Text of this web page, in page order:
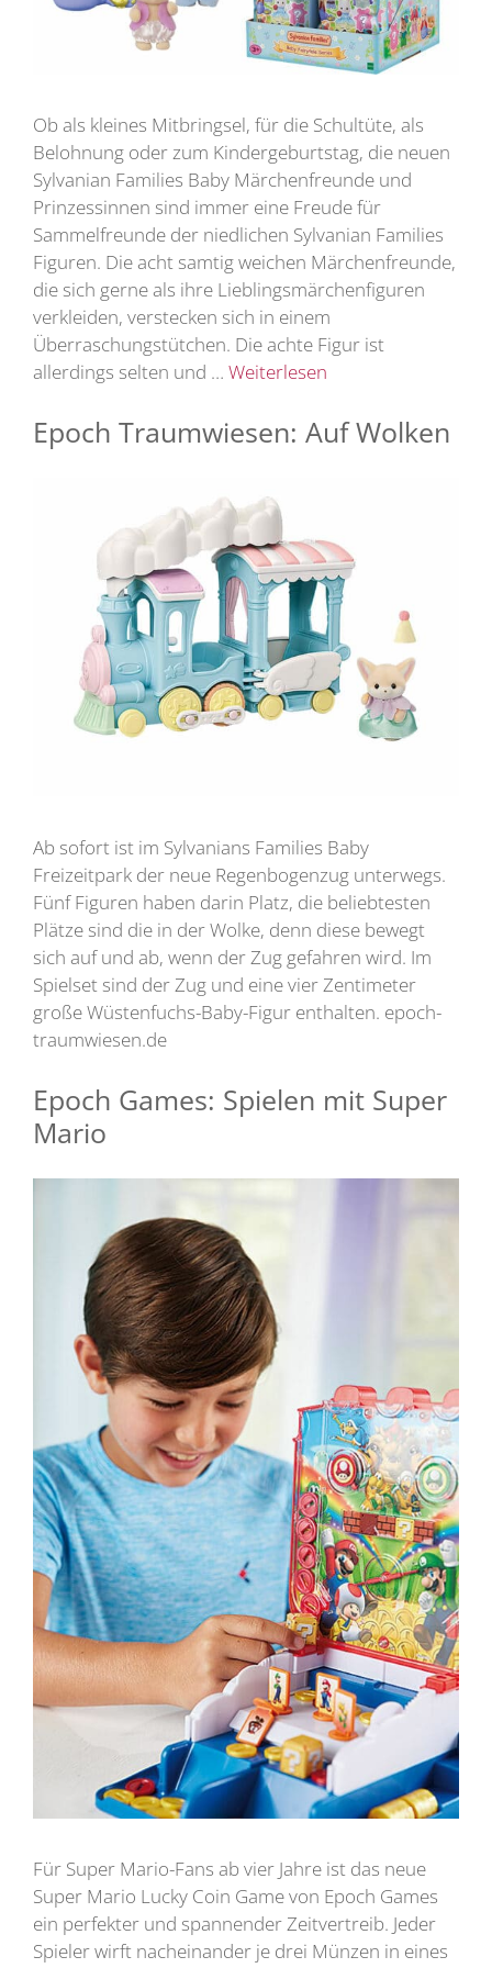
Ob als kleines Mitbringsel, für die Schultüte, als
Belohnung oder zum Kindergeburtstag, die neuen
Sylvanian Families Baby Märchenfreunde und
Prinzessinnen sind immer eine Freude für
Sammelfreunde der niedlichen Sylvanian Families
Figuren. Die acht samtig weichen Märchenfreunde,
die sich gerne als ihre Lieblingsmärchenfiguren
verkleiden, verstecken sich in einem
Überraschungstütchen. Die achte Figur ist
allerdings selten und … Weiterlesen
Epoch Traumwiesen: Auf Wolken
Ab sofort ist im Sylvanians Families Baby
Freizeitpark der neue Regenbogenzug unterwegs.
Fünf Figuren haben darin Platz, die beliebtesten
Plätze sind die in der Wolke, denn diese bewegt
sich auf und ab, wenn der Zug gefahren wird. Im
Spielset sind der Zug und eine vier Zentimeter
große Wüstenfuchs-Baby-Figur enthalten. epoch-
traumwiesen.de
Epoch Games: Spielen mit Super
Mario
Für Super Mario-Fans ab vier Jahre ist das neue
Super Mario Lucky Coin Game von Epoch Games
ein perfekter und spannender Zeitvertreib. Jeder
Spieler wirft nacheinander je drei Münzen in eines